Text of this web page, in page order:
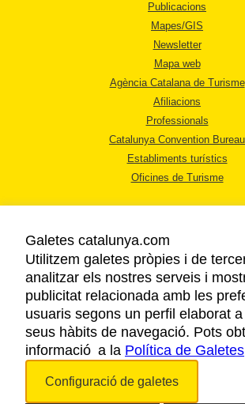
Publicacions
Mapes/GIS
Newsletter
Mapa web
Agència Catalana de Turisme
Afiliacions
Professionals
Catalunya Convention Bureau
Establiments turístics
Oficines de Turisme
AVÍS LEGAL
POLÍTICA DE PRIVACITAT
COOKIES
ACCESSIBILITAT
Galetes catalunya.com
Utilitzem galetes pròpies i de
analitzar els nostres serveis i
publicitat relacionada amb les
usuaris segons un perfil elaborat
seus hàbits de navegació. Pots
informació a la Política de Galetes
Configuració de galetes